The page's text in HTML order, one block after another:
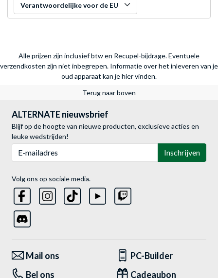
Verantwoordelijke voor de EU
Alle prijzen zijn inclusief btw en Recupel-bijdrage. Eventuele
verzendkosten zijn niet inbegrepen. Informatie over het inleveren van je
oud apparaat kan je hier vinden.
Terug naar boven
ALTERNATE nieuwsbrief
Blijf op de hoogte van nieuwe producten, exclusieve acties en
leuke wedstrijden!
Inschrijven
Volg ons op sociale media.
Mail ons
PC-Builder
Bel ons
Cadeaubon